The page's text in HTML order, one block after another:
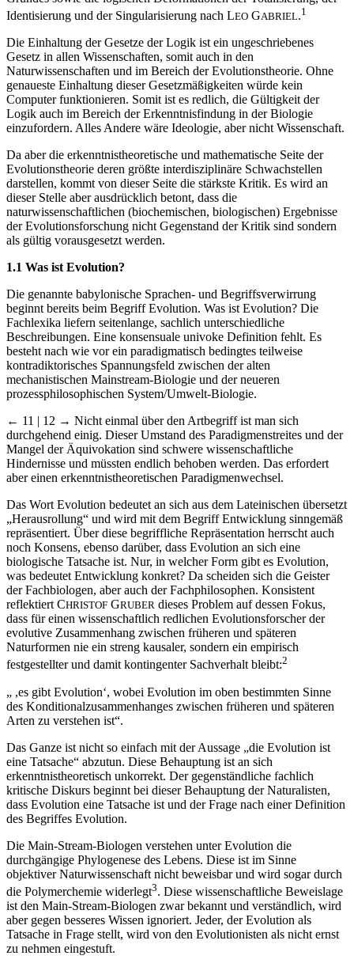
Identisierung und der Singularisierung nach LEO GABRIEL.1
Die Einhaltung der Gesetze der Logik ist ein ungeschriebenes
Gesetz in allen Wissenschaften, somit auch in den
Naturwissenschaften und im Bereich der Evolutionstheorie. Ohne
genaueste Einhaltung dieser Gesetzmäßigkeiten würde kein
Computer funktionieren. Somit ist es redlich, die Gültigkeit der
Logik auch im Bereich der Erkenntnisfindung in der Biologie
einzufordern. Alles Andere wäre Ideologie, aber nicht Wissenschaft.
Da aber die erkenntnistheoretische und mathematische Seite der
Evolutionstheorie deren größte interdisziplinäre Schwachstellen
darstellen, kommt von dieser Seite die stärkste Kritik. Es wird an
dieser Stelle aber ausdrücklich betont, dass die
naturwissenschaftlichen (biochemischen, biologischen) Ergebnisse
der Evolutionsforschung nicht Gegenstand der Kritik sind sondern
als gültig vorausgesetzt werden.
1.1 Was ist Evolution?
Die genannte babylonische Sprachen- und Begriffsverwirrung
beginnt bereits beim Begriff Evolution. Was ist Evolution? Die
Fachlexika liefern seitenlange, sachlich unterschiedliche
Beschreibungen. Eine konsensuale univoke Definition fehlt. Es
besteht nach wie vor ein paradigmatisch bedingtes teilweise
kontradiktorisches Spannungsfeld zwischen der alten
mechanistischen Mainstream-Biologie und der neueren
prozessphilosophischen System/Umwelt-Biologie.
← 11 | 12 → Nicht einmal über den Artbegriff ist man sich
durchgehend einig. Dieser Umstand des Paradigmenstreites und der
Mangel der Äquivokation sind schwere wissenschaftliche
Hindernisse und müssten endlich behoben werden. Das erfordert
aber einen erkenntnistheoretischen Paradigmenwechsel.
Das Wort Evolution bedeutet an sich aus dem Lateinischen übersetzt
„Herausrollung“ und wird mit dem Begriff Entwicklung sinngemäß
repräsentiert. Über diese begriffliche Repräsentation herrscht auch
noch Konsens, ebenso darüber, dass Evolution an sich eine
biologische Tatsache ist. Nur, in welcher Form gibt es Evolution,
was bedeutet Entwicklung konkret? Da scheiden sich die Geister
der Fachbiologen, aber auch der Fachphilosophen. Konsistent
reflektiert CHRISTOF GRUBER dieses Problem auf dessen Fokus,
dass für einen wissenschaftlich redlichen Evolutionsforscher der
evolutive Zusammenhang zwischen früheren und späteren
Naturformen nie ein streng kausaler, sondern ein empirisch
festgestellter und damit kontingenter Sachverhalt bleibt:2
„ ,es gibt Evolution‘, wobei Evolution im oben bestimmten Sinne
des Konditionalzusammenhanges zwischen früheren und späteren
Arten zu verstehen ist“.
Das Ganze ist nicht so einfach mit der Aussage „die Evolution ist
eine Tatsache“ abzutun. Diese Behauptung ist an sich
erkenntnistheoretisch unkorrekt. Der gegenständliche fachlich
kritische Diskurs beginnt bei dieser Behauptung der Naturalisten,
dass Evolution eine Tatsache ist und der Frage nach einer Definition
des Begriffes Evolution.
Die Main-Stream-Biologen verstehen unter Evolution die
durchgängige Phylogenese des Lebens. Diese ist im Sinne
objektiver Naturwissenschaft nicht beweisbar und wird sogar durch
die Polymerchemie widerlegt3. Diese wissenschaftliche Beweislage
ist den Main-Stream-Biologen zwar bekannt und verständlich, wird
aber gegen besseres Wissen ignoriert. Jeder, der Evolution als
Tatsache in Frage stellt, wird von den Evolutionisten als nicht ernst
zu nehmen eingestuft.